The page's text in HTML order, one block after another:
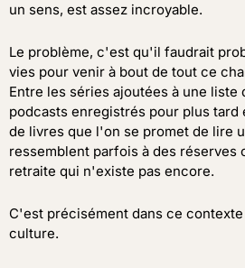
un sens, est assez incroyable.
Le problème, c'est qu'il faudrait
vies pour venir à bout de tout ce
Entre les séries ajoutées à une liste
podcasts enregistrés pour plus
de livres que l'on se promet de lire
ressemblent parfois à des réserves
retraite qui n'existe pas encore.
C'est précisément dans ce
culture.